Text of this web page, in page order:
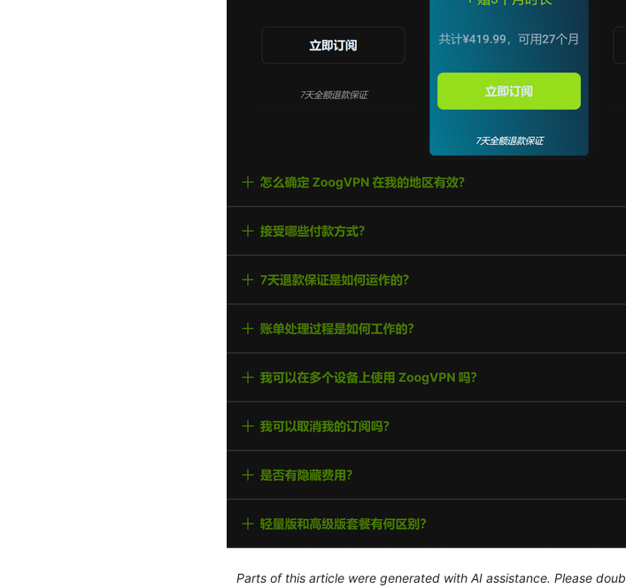
Parts of this article were generated with AI assistance. Please